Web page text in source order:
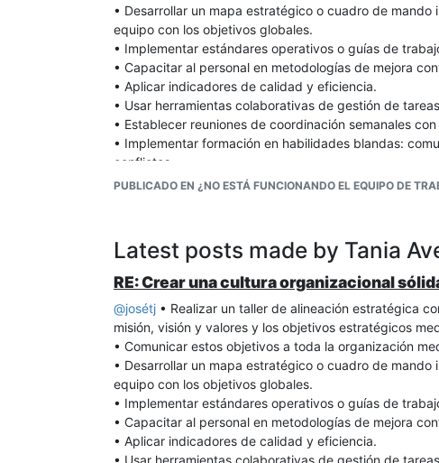
• Desarrollar un mapa estratégico o cuadro de
equipo con los objetivos globales.
• Implementar estándares operativos o guías de
• Capacitar al personal en metodologías de mejora
• Aplicar indicadores de calidad y eficiencia.
• Usar herramientas colaborativas de gestión de
• Establecer reuniones de coordinación semanales
• Implementar formación en habilidades blandas:
conflictos.
• Revisar los incentivos para asegurar que premien la
PUBLICADO EN ¿NO ESTÁ FUNCIONANDO EL EQUIPO DE
Latest posts made by Tania
RE: Crear una cultura organizacional
@josétj • Realizar un taller de alineación estratégica
misión, visión y valores y los objetivos estratégicos
• Comunicar estos objetivos a toda la organización
• Desarrollar un mapa estratégico o cuadro de
equipo con los objetivos globales.
• Implementar estándares operativos o guías de
• Capacitar al personal en metodologías de mejora
• Aplicar indicadores de calidad y eficiencia.
• Usar herramientas colaborativas de gestión de